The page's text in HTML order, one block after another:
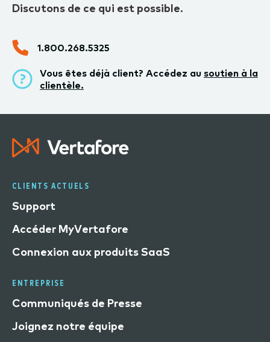
Discutons de ce qui est possible.
1.800.268.5325
Vous êtes déjà client? Accédez au soutien à la
clientèle.
CLIENTS ACTUELS
Support
Accéder MyVertafore
Connexion aux produits SaaS
ENTREPRISE
Communiqués de Presse
Joignez notre équipe